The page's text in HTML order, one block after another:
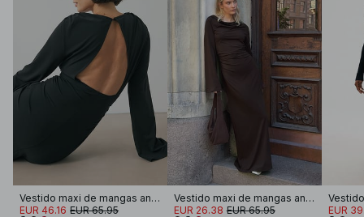
Vestido maxi de mangas anchas y espalda abierta
EUR 46.16 EUR 65.95
Vestido maxi de mangas anchas y espalda abierta
EUR 26.38 EUR 65.95 EUR